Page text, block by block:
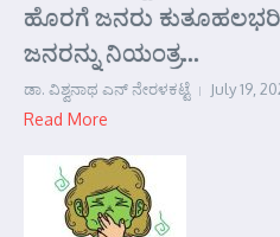
ಹೊರಗೆ ಜನರು
ಜನರನ್ನು ನಿಯಂತ್ರ...
ಡಾ. ವಿಶ್ವನಾಥ ಎನ್ ನೇರಳಕಟ್ಟೆ July 19,
Read More